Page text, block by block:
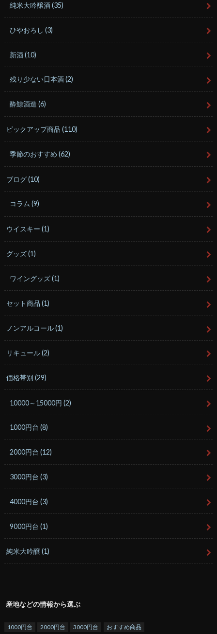
純米大吟醸酒(35)
ひやおろし(3)
新酒(10)
残り少ない日本酒(2)
酔鯨酒造(6)
ピックアップ商品(110)
季節のおすすめ(62)
ブログ(10)
コラム(9)
ウイスキー(1)
グッズ(1)
ワイングッズ(1)
セット商品(1)
ノンアルコール(1)
リキュール(2)
価格帯別(29)
10000～15000円(2)
1000円台(8)
2000円台(12)
3000円台(3)
4000円台(3)
9000円台(1)
純米大吟醸(1)
産地などの情報から選ぶ
1000円台 2000円台 3000円台 おすすめ商品